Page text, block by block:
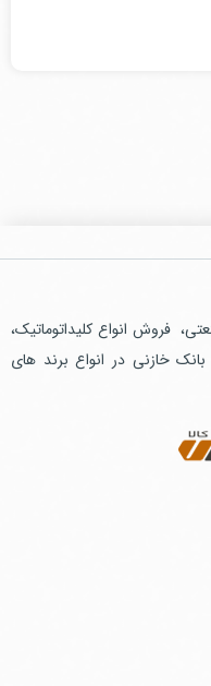
فروش انواع کلیداتوماتیک،
بانک خازنی در انواع برند های